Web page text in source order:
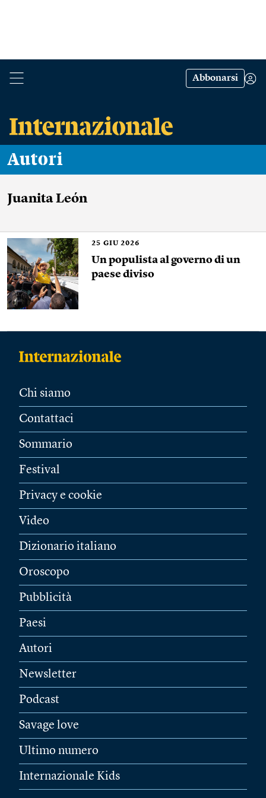
Abbonarsi
Autori
Juanita León
25 GIU 2026
Un populista al governo di un
paese diviso
Chi siamo
Contattaci
Sommario
Festival
Privacy e cookie
Video
Dizionario italiano
Oroscopo
Pubblicità
Paesi
Autori
Newsletter
Podcast
Savage love
Ultimo numero
Internazionale Kids